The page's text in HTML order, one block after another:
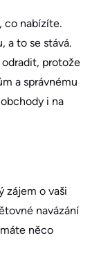
co nabízíte.
a to se stává.
protože
a správnému
i na
zájem o vaši
navázání
něco